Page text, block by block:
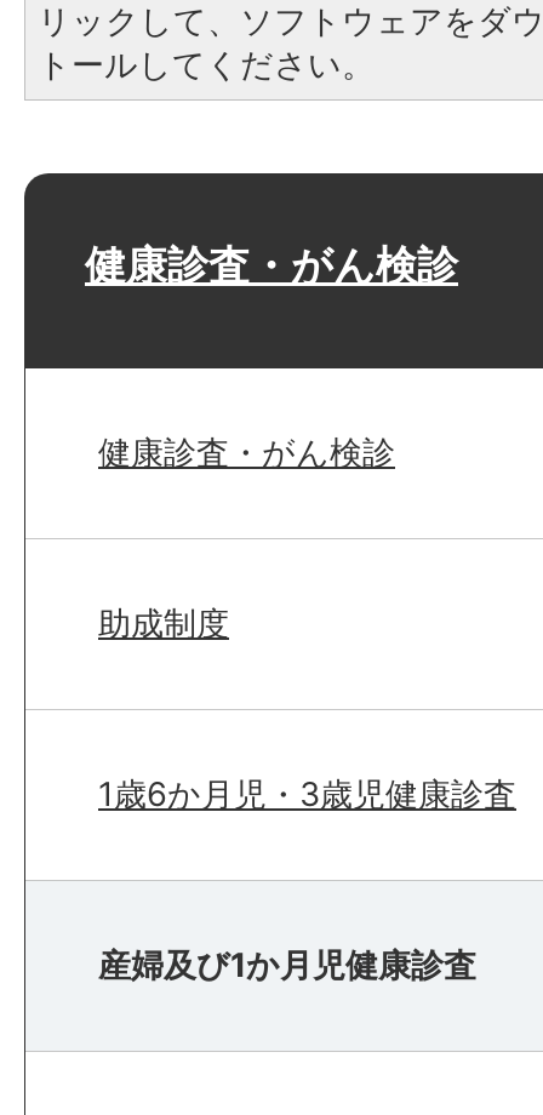
リックして、ソフトウェアをダ
トールしてください。
健康診査・がん検診
健康診査・がん検診
助成制度
1歳6か月児・3歳児健康診査
産婦及び1か月児健康診査